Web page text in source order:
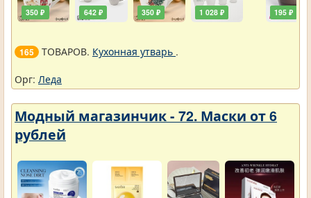
350 ₽ 642 ₽ 350 ₽ 1 028 ₽ 195 ₽
165 ТОВАРОВ. Кухонная утварь .
Орг: Леда
Модный магазинчик - 72. Маски от 6
рублей